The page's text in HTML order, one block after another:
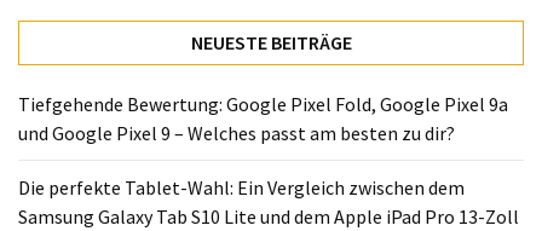
NEUESTE BEITRÄGE
Tiefgehende Bewertung: Google Pixel Fold, Google Pixel 9a
und Google Pixel 9 – Welches passt am besten zu dir?
Die perfekte Tablet-Wahl: Ein Vergleich zwischen dem
Samsung Galaxy Tab S10 Lite und dem Apple iPad Pro 13-Zoll